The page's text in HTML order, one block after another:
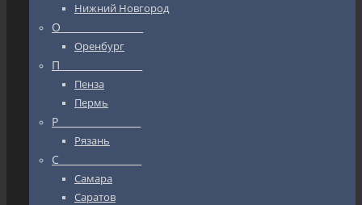
Нижний Новгород
О_________________
Оренбург
П_________________
Пенза
Пермь
Р_________________
Рязань
С_________________
Самара
Саратов